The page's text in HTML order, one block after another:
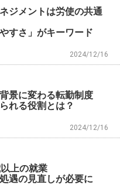
2024/12/16
ジメントは労使の共通
すさ」がキーワード
2024/12/16
景に変わる転勤制度
れる役割とは？
上の就業
遇の見直しが必要に